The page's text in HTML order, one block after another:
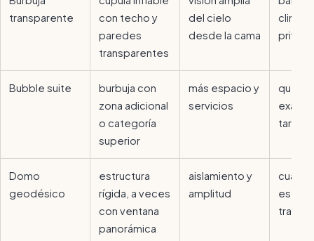
transparente
con techo y
paredes
transparentes
del cielo
desde la cama
Bubble suite
burbuja con
zona adicional
o categoría
superior
más espacio y
servicios
qué
tarifa
Domo
geodésico
estructura
rígida, a veces
con ventana
panorámica
aislamiento y
amplitud
es